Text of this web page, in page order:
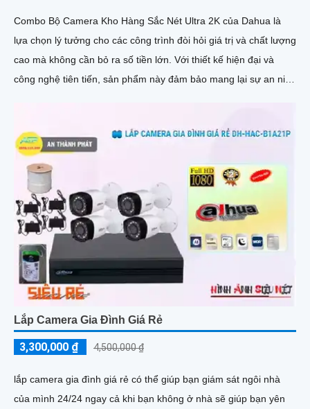
Combo Bộ Camera Kho Hàng Sắc Nét Ultra 2K của Dahua là
lựa chọn lý tưởng cho các công trình đòi hỏi giá trị và chất lượng
cao mà không cần bỏ ra số tiền lớn. Với thiết kế hiện đại và
công nghệ tiên tiến, sản phẩm này đảm bảo mang lại sự an ninh
Lắp Camera Gia Đình Giá Rẻ
3,300,000 ₫ 4,500,000 ₫
lắp camera gia đình giá rẻ có thể giúp bạn giám sát ngôi nhà
của mình 24/24 ngay cả khi bạn không ở nhà sẽ giúp bạn yên